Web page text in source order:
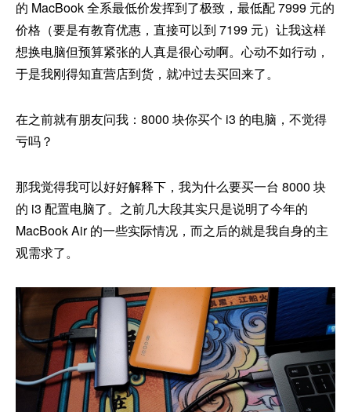
的 MacBook 全系最低价发挥到了极致，最低配 7999 元的
价格（要是有教育优惠，直接可以到 7199 元）让我这样
想换电脑但预算紧张的人真是很心动啊。心动不如行动，
于是我刚得知直营店到货，就冲过去买回来了。
在之前就有朋友问我：8000 块你买个 i3 的电脑，不觉得
亏吗？
那我觉得我可以好好解释下，我为什么要买一台 8000 块
的 i3 配置电脑了。之前几大段其实只是说明了今年的
MacBook Air 的一些实际情况，而之后的就是我自身的主
观需求了。